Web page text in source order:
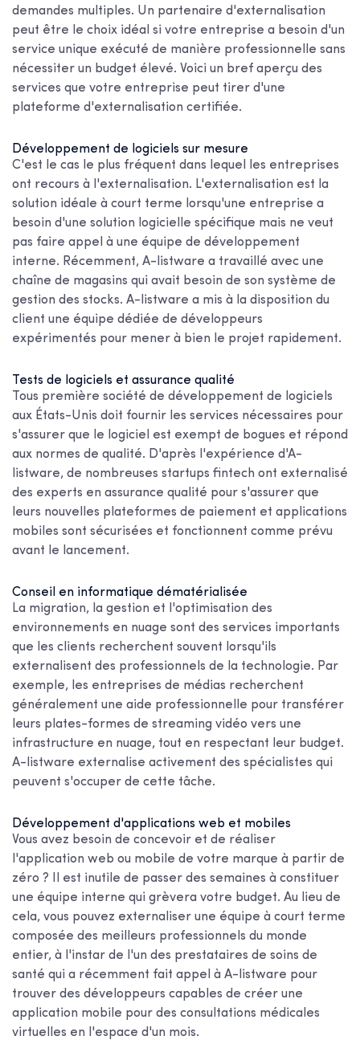
demandes multiples. Un partenaire d'externalisation
peut être le choix idéal si votre entreprise a besoin d'un
service unique exécuté de manière professionnelle sans
nécessiter un budget élevé. Voici un bref aperçu des
services que votre entreprise peut tirer d'une
plateforme d'externalisation certifiée.
Développement de logiciels sur mesure
C'est le cas le plus fréquent dans lequel les entreprises
ont recours à l'externalisation. L'externalisation est la
solution idéale à court terme lorsqu'une entreprise a
besoin d'une solution logicielle spécifique mais ne veut
pas faire appel à une équipe de développement
interne. Récemment, A-listware a travaillé avec une
chaîne de magasins qui avait besoin de son système de
gestion des stocks. A-listware a mis à la disposition du
client une équipe dédiée de développeurs
expérimentés pour mener à bien le projet rapidement.
Tests de logiciels et assurance qualité
Tous première société de développement de logiciels
aux États-Unis doit fournir les services nécessaires pour
s'assurer que le logiciel est exempt de bogues et répond
aux normes de qualité. D'après l'expérience d'A-
listware, de nombreuses startups fintech ont externalisé
des experts en assurance qualité pour s'assurer que
leurs nouvelles plateformes de paiement et applications
mobiles sont sécurisées et fonctionnent comme prévu
avant le lancement.
Conseil en informatique dématérialisée
La migration, la gestion et l'optimisation des
environnements en nuage sont des services importants
que les clients recherchent souvent lorsqu'ils
externalisent des professionnels de la technologie. Par
exemple, les entreprises de médias recherchent
généralement une aide professionnelle pour transférer
leurs plates-formes de streaming vidéo vers une
infrastructure en nuage, tout en respectant leur budget.
A-listware externalise activement des spécialistes qui
peuvent s'occuper de cette tâche.
Développement d'applications web et mobiles
Vous avez besoin de concevoir et de réaliser
l'application web ou mobile de votre marque à partir de
zéro ? Il est inutile de passer des semaines à constituer
une équipe interne qui grèvera votre budget. Au lieu de
cela, vous pouvez externaliser une équipe à court terme
composée des meilleurs professionnels du monde
entier, à l'instar de l'un des prestataires de soins de
santé qui a récemment fait appel à A-listware pour
trouver des développeurs capables de créer une
application mobile pour des consultations médicales
virtuelles en l'espace d'un mois.